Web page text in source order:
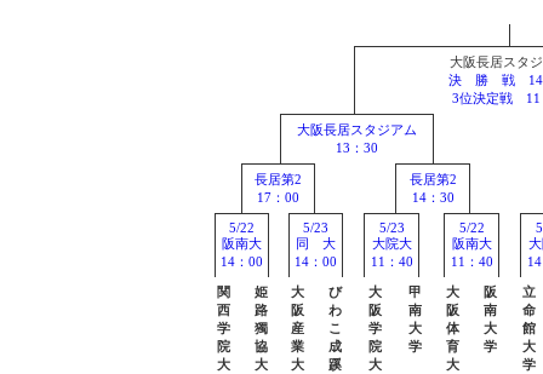
大阪長居スタ
決 勝 戦 14
3位決定戦 11
大阪長居スタジアム
13：30
長居第2
17：00
長居第2
14：30
5/22
阪南大
14：00
5/23
同 大
14：00
5/23
大院大
11：40
5/22
阪南大
11：40
関
西
学
院
大
姫
路
獨
協
大
大
阪
産
業
大
び
わ
こ
成
蹊
大
阪
学
院
大
甲
南
大
学
大
阪
体
育
大
阪
南
大
学
立
命
館
大
学